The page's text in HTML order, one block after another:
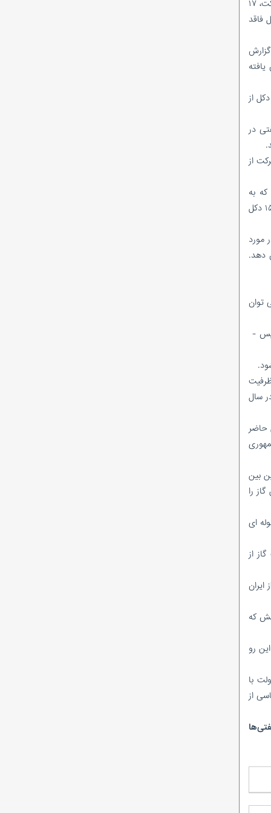
(NIOC) اداره می‌شود. این شرکت دارای ۷۳ دکل نفتی در خشکی و فراساحل است، اما به گفته یک منبع آگاه از واحد عملیات این شرکت، ۱۷
داشته اند. این اعداد در مقایسه با ۵ دکل غیرفعال در سال ۲۰۱۷ میلادی و ۴ دکل فاقد
گزارش
نفر در سال ۲۰۱۹ میلادی کاهش یافته
عملیات حفاری کوچک است. رویترز نتوانست وضعیت تمام دکل های خصوصی را تأیید کند، اما دو منبع صنعتی گفتند که دستکم ۲۰ دکل از
یک مقام نفتی در
از
به
تحریم‌های نفتی و مالی تهران در سال ۲۰۱۶ میلادی پایان داد. تعداد دکل‌های حفاری از ۱۳۰ دکل با رشدی چشمگیر پس از توافق به ۱۵۷ دکل
در مورد
دهد.
توان
-
به ۳۲ میلیارد مترمکعب در سال
در حال حاضر
جمهوری
بین
را
ای
از
پرسش که
رو
با
از